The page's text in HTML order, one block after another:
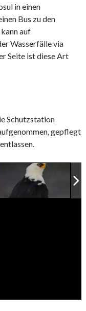
in einen
Bus zu den
auf
Wasserfälle via
Seite ist diese Art
Schutzstation
gepflegt